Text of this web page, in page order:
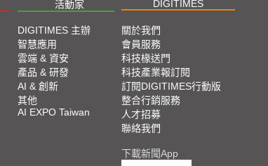
活動家 DIGITIMES
DIGITIMES 主辦
智慧應用
雲端 & 資安
產品 & 研發
AI & 創新
其他
AI EXPO Taiwan
關於我們
會員服務
科技椽送門
科技產業報訂閱
訂閱DIGITIMES行動版
整合行銷服務
人才招募
聯絡我們
下載新聞App